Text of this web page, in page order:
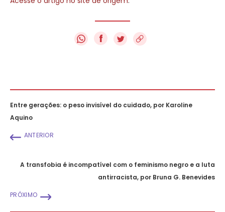
f
Entre gerações: o peso invisível do cuidado, por Karoline
Aquino
ANTERIOR
A transfobia é incompatível com o feminismo negro e a luta
antirracista, por Bruna G. Benevides
PRÓXIMO